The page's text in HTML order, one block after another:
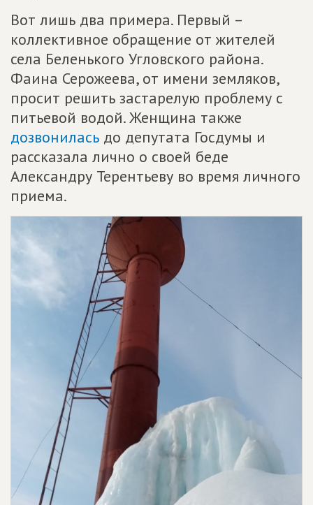
Вот лишь два примера. Первый –
коллективное обращение от жителей
села Беленького Угловского района.
Фаина Серожеева, от имени земляков,
просит решить застарелую проблему с
питьевой водой. Женщина также
дозвонилась до депутата Госдумы и
рассказала лично о своей беде
Александру Терентьеву во время личного
приема.